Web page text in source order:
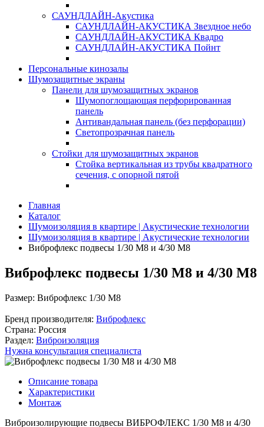
САУНДЛАЙН-Акустика
САУНДЛАЙН-АКУСТИКА Звездное небо
САУНДЛАЙН-АКУСТИКА Квадро
САУНДЛАЙН-АКУСТИКА Пойнт
Персональные кинозалы
Шумозащитные экраны
Панели для шумозащитных экранов
Шумопоглощающая перфорированная
панель
Антивандальная панель (без перфорации)
Светопрозрачная панель
Стойки для шумозащитных экранов
Стойка вертикальная из трубы квадратного
сечения, с опорной пятой
Главная
Каталог
Шумоизоляция в квартире | Акустические технологии
Шумоизоляция в квартире | Акустические технологии
Виброфлекс подвесы 1/30 М8 и 4/30 М8
Виброфлекс подвесы 1/30 М8 и 4/30 М8
Размер: Виброфлекс 1/30 М8
Бренд производителя: Виброфлекс
Страна: Россия
Раздел: Виброизоляция
Нужна консультация специалиста
Описание товара
Характеристики
Монтаж
Виброизолирующие подвесы ВИБРОФЛЕКС 1/30 М8 и 4/30